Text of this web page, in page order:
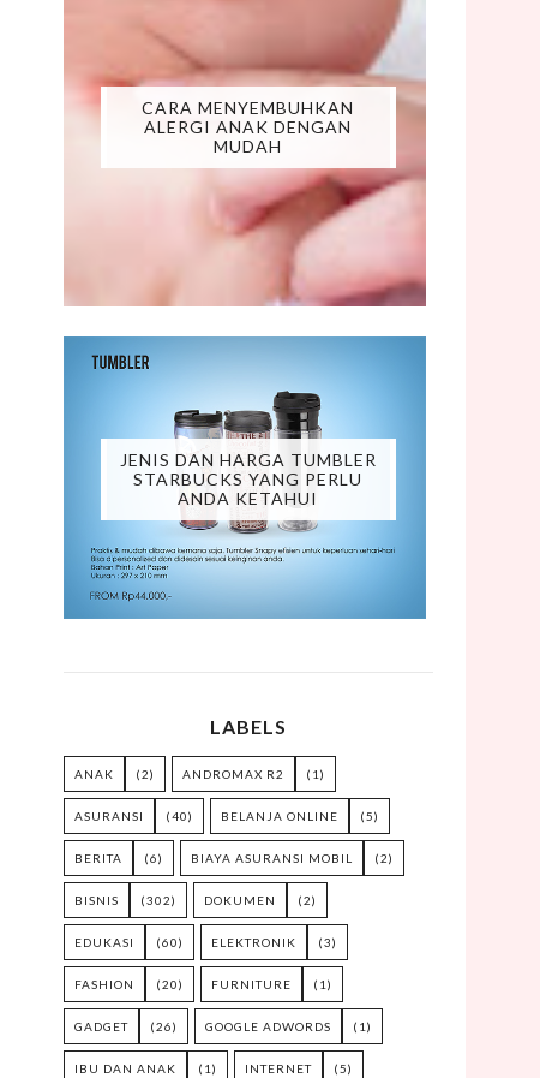
CARA MENYEMBUHKAN
ALERGI ANAK DENGAN
MUDAH
JENIS DAN HARGA TUMBLER
STARBUCKS YANG PERLU
ANDA KETAHUI
LABELS
ANAK (2) ANDROMAX R2 (1)
ASURANSI (40) BELANJA ONLINE (5)
BERITA (6) BIAYA ASURANSI MOBIL (2)
BISNIS (302) DOKUMEN (2)
EDUKASI (60) ELEKTRONIK (3)
FASHION (20) FURNITURE (1)
GADGET (26) GOOGLE ADWORDS (1)
IBU DAN ANAK (1) INTERNET (5)